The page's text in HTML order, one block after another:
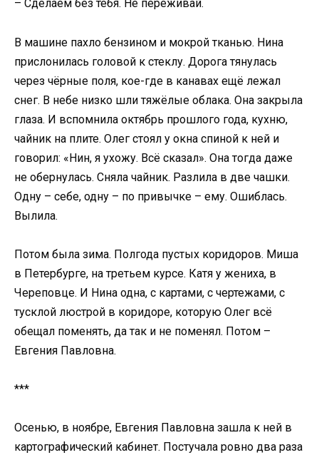
– Сделаем без тебя. Не переживай.
В машине пахло бензином и мокрой тканью. Нина
прислонилась головой к стеклу. Дорога тянулась
через чёрные поля, кое-где в канавах ещё лежал
снег. В небе низко шли тяжёлые облака. Она закрыла
глаза. И вспомнила октябрь прошлого года, кухню,
чайник на плите. Олег стоял у окна спиной к ней и
говорил: «Нин, я ухожу. Всё сказал». Она тогда даже
не обернулась. Сняла чайник. Разлила в две чашки.
Одну – себе, одну – по привычке – ему. Ошиблась.
Вылила.
Потом была зима. Полгода пустых коридоров. Миша
в Петербурге, на третьем курсе. Катя у жениха, в
Череповце. И Нина одна, с картами, с чертежами, с
тусклой люстрой в коридоре, которую Олег всё
обещал поменять, да так и не поменял. Потом –
Евгения Павловна.
***
Осенью, в ноябре, Евгения Павловна зашла к ней в
картографический кабинет. Постучала ровно два раза